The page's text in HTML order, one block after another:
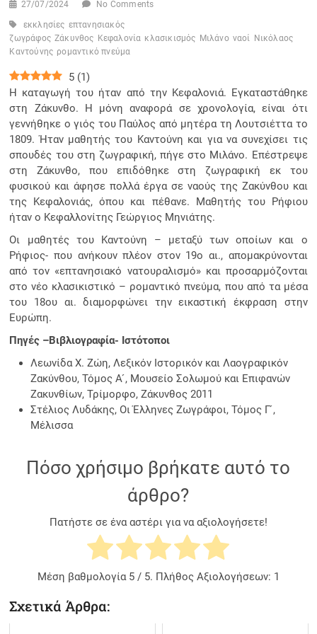
27/07/2024 No Comments
εκκλησίες επτανησιακός
ζωγράφος Ζάκυνθος Κεφαλονία κλασικισμός Μιλάνο ναοί Νικόλαος
Καντούνης ρομαντικό πνεύμα
5 (1)
Η καταγωγή του ήταν από την Κεφαλονιά. Εγκαταστάθηκε
στη Ζάκυνθο. Η μόνη αναφορά σε χρονολογία, είναι ότι
γεννήθηκε ο γιός του Παύλος από μητέρα τη Λουτσιέττα το
1809. Ήταν μαθητής του Καντούνη και για να συνεχίσει τις
σπουδές του στη ζωγραφική, πήγε στο Μιλάνο. Επέστρεψε
στη Ζάκυνθο, που επιδόθηκε στη ζωγραφική εκ του
φυσικού και άφησε πολλά έργα σε ναούς της Ζακύνθου και
της Κεφαλονιάς, όπου και πέθανε. Μαθητής του Ρήφιου
ήταν ο Κεφαλλονίτης Γεώργιος Μηνιάτης.
Οι μαθητές του Καντούνη – μεταξύ των οποίων και ο
Ρήφιος- που ανήκουν πλέον στον 19ο αι., απομακρύνονται
από τον «επτανησιακό νατουραλισμό» και προσαρμόζονται
στο νέο κλασικιστικό – ρομαντικό πνεύμα, που από τα μέσα
του 18ου αι. διαμορφώνει την εικαστική έκφραση στην
Ευρώπη.
Πηγές –Βιβλιογραφία- Ιστότοποι
Λεωνίδα Χ. Ζώη, Λεξικόν Ιστορικόν και Λαογραφικόν
Ζακύνθου, Τόμος Α ́, Μουσείο Σολωμού και Επιφανών
Ζακυνθίων, Τρίμορφο, Ζάκυνθος 2011
Στέλιος Λυδάκης, Οι Έλληνες Ζωγράφοι, Τόμος Γ ́,
Μέλισσα
Πόσο χρήσιμο βρήκατε αυτό το
άρθρο?
Πατήστε σε ένα αστέρι για να αξιολογήσετε!
Μέση βαθμολογία 5/ 5. Πλήθος Αξιολογήσεων: 1
Σχετικά Άρθρα: